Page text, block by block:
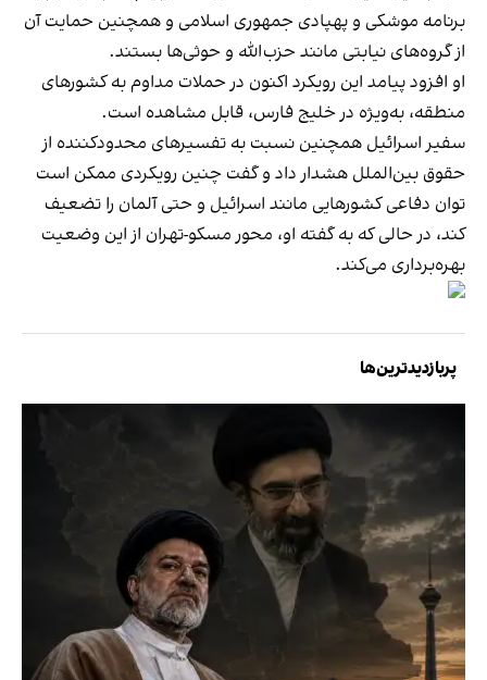
برنامه موشکی و پهپادی جمهوری اسلامی و همچنین حمایت آن
از گروه‌های نیابتی مانند حزب‌الله و حوثی‌ها بستند.
او افزود پیامد این رویکرد اکنون در حملات مداوم به کشورهای
منطقه، به‌ویژه در خلیج فارس، قابل مشاهده است.
سفیر اسرائیل همچنین نسبت به تفسیرهای محدودکننده از
حقوق بین‌الملل هشدار داد و گفت چنین رویکردی ممکن است
توان دفاعی کشورهایی مانند اسرائیل و حتی آلمان را تضعیف
کند، در حالی که به گفته او، محور مسکو-تهران از این وضعیت
بهره‌برداری می‌کند.
پربازدیدترین‌ها